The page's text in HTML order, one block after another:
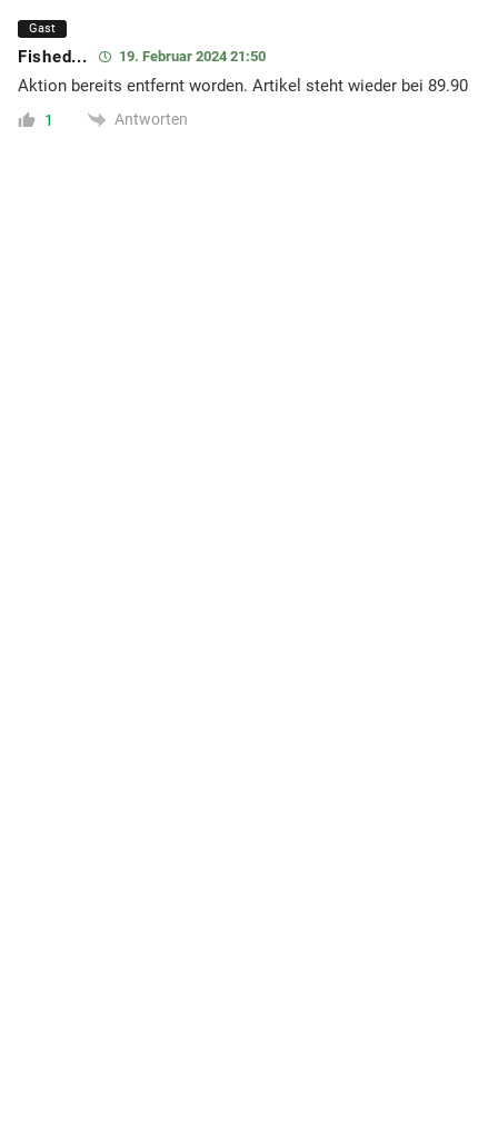
Gast
Fished... 19. Februar 2024 21:50
Aktion bereits entfernt worden. Artikel steht wieder bei 89.90
1 Antworten